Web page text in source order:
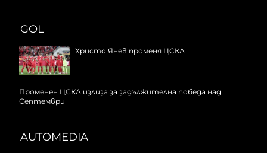
GOL
Христо Янев променя ЦСКА
Променен ЦСКА излиза за задължителна победа над
Септември
AUTOMEDIA